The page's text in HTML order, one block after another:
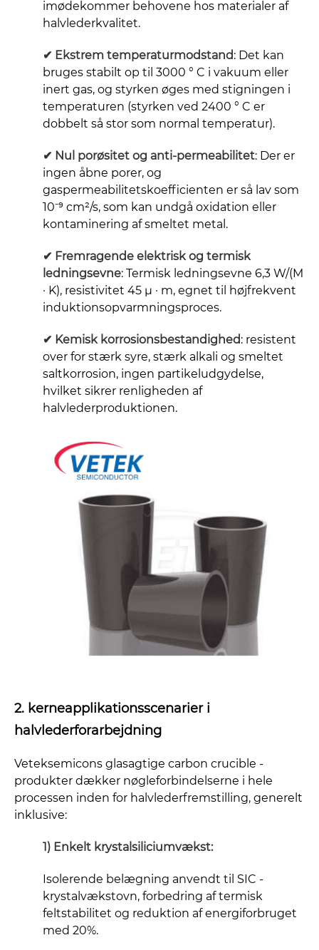
imødekommer behovene hos materialer af
halvlederkvalitet.
✔ Ekstrem temperaturmodstand: Det kan
bruges stabilt op til 3000 ° C i vakuum eller
inert gas, og styrken øges med stigningen i
temperaturen (styrken ved 2400 ° C er
dobbelt så stor som normal temperatur).
✔ Nul porøsitet og anti-permeabilitet: Der er
ingen åbne porer, og
gaspermeabilitetskoefficienten er så lav som
10⁻⁹ cm²/s, som kan undgå oxidation eller
kontaminering af smeltet metal.
✔ Fremragende elektrisk og termisk
ledningsevne: Termisk ledningsevne 6,3 W/(M
· K), resistivitet 45 μ · m, egnet til højfrekvent
induktionsopvarmningsproces.
✔ Kemisk korrosionsbestandighed: resistent
over for stærk syre, stærk alkali og smeltet
saltkorrosion, ingen partikeludgydelse,
hvilket sikrer renligheden af ​​
halvlederproduktionen.
2. kerneapplikationsscenarier i
halvlederforarbejdning
Veteksemicons glasagtige carbon crucible -
produkter dækker nøgleforbindelserne i hele
processen inden for halvlederfremstilling, generelt
inklusive:
1) Enkelt krystalsiliciumvækst:
Isolerende belægning anvendt til SIC -
krystalvækstovn, forbedring af termisk
feltstabilitet og reduktion af energiforbruget
med 20%.